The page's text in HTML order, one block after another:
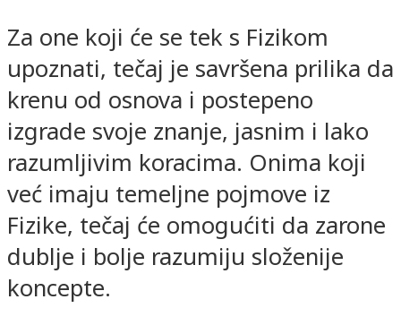
Za one koji će se tek s Fizikom
upoznati, tečaj je savršena prilika da
krenu od osnova i postepeno
izgrade svoje znanje, jasnim i lako
razumljivim koracima. Onima koji
već imaju temeljne pojmove iz
Fizike, tečaj će omogućiti da zarone
dublje i bolje razumiju složenije
koncepte.